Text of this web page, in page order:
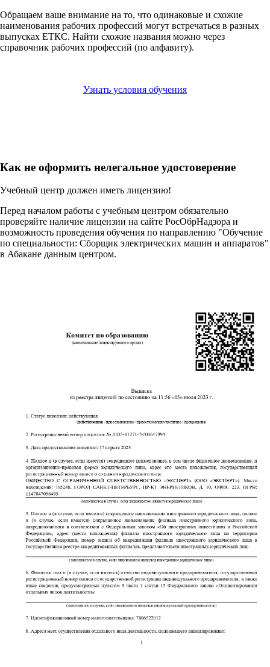
Обращаем ваше внимание на то, что одинаковые и схожие
наименования рабочих профессий могут встречаться в разных
выпусках ЕТКС. Найти схожие названия можно через
справочник рабочих профессий (по алфавиту).
Узнать условия обучения
Как не оформить нелегальное удостоверение
Учебный центр должен иметь лицензию!
Перед началом работы с учебным центром обязательно
проверяйте наличие лицензии на сайте РосОбрНадзора и
возможность проведения обучения по направлению "Обучение
по специальности: Сборщик электрических машин и аппаратов"
в Абакане данным центром.